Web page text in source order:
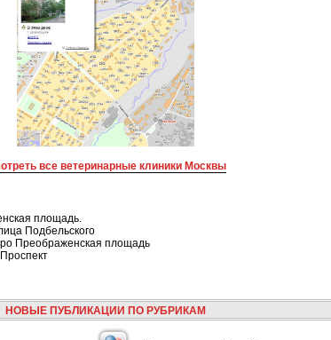
все ветеринарные клиники Москвы
площадь.
Подбельского
Преображенская площадь
НОВЫЕ ПУБЛИКАЦИИ ПО РУБРИКАМ